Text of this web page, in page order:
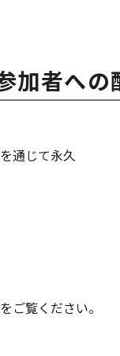
加者への
通じて永久
ご覧ください。